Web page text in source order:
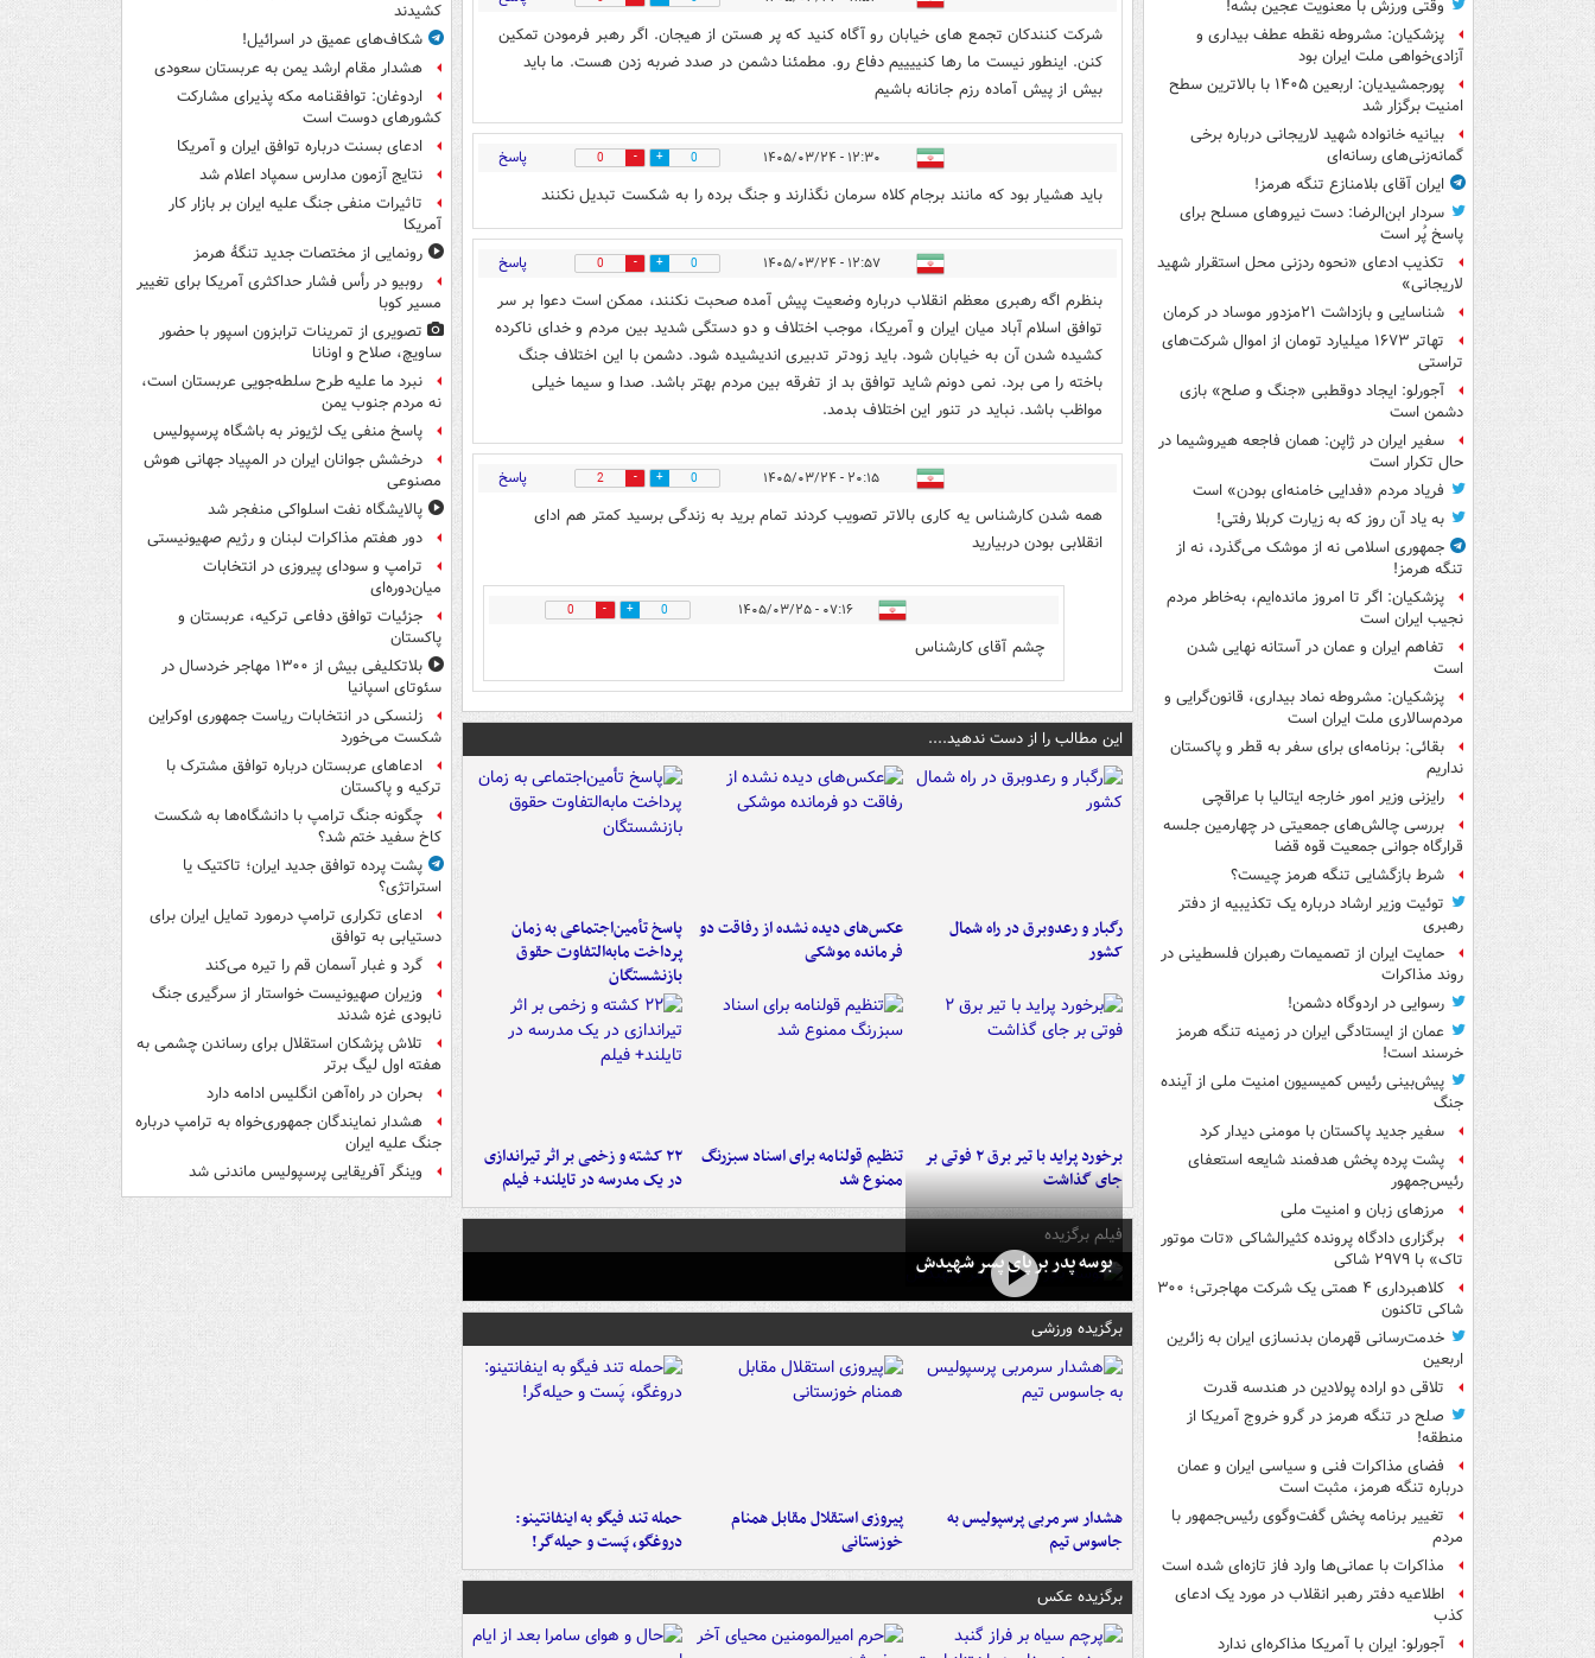
وقتی ورزش با معنویت عجین بشه!
پزشکیان: مشروطه نقطه عطف بیداری و
آزادی‌خواهی ملت ایران بود
پورجمشیدیان: اربعین ۱۴۰۵ با بالاترین سطح
امنیت برگزار شد
بیانیه خانواده شهید لاریجانی درباره برخی
گمانه‌زنی‌های رسانه‌ای
ایران آقای بلامنازع تنگه هرمز!
سردار ابن‌الرضا: دست نیروهای مسلح برای
پاسخ پُر است
تکذیب ادعای «نحوه ردزنی محل استقرار شهید
لاریجانی»
شناسایی و بازداشت ۲۱مزدور موساد در کرمان
تهاتر ۱۶۷۳ میلیارد تومان از اموال شرکت‌های
تراستی
آجورلو: ایجاد دوقطبی «جنگ و صلح‌» بازی
دشمن است
سفیر ایران در ژاپن: همان فاجعه هیروشیما در
حال تکرار است
فریاد مردم «فدایی خامنه‌ای بودن» است
به یاد آن روز که به زیارت کربلا رفتی!
جمهوری اسلامی نه از موشک می‌گذرد، نه از
تنگه هرمز!
پزشکیان: اگر تا امروز مانده‌ایم، به‌خاطر مردم
نجیب ایران است
تفاهم ایران و عمان در آستانه نهایی شدن
است
پزشکیان: مشروطه نماد بیداری، قانون‌گرایی و
مردم‌سالاری ملت ایران است
بقائی: برنامه‌ای برای سفر به قطر و پاکستان
نداریم
رایزنی وزیر امور خارجه ایتالیا با عراقچی
بررسی چالش‌های جمعیتی در چهارمین جلسه
قرارگاه جوانی جمعیت قوه قضا
شرط بازگشایی تنگه هرمز چیست؟
توئیت وزیر ارشاد درباره یک تکذیبیه از دفتر
رهبری
حمایت ایران از تصمیمات رهبران فلسطینی در
روند مذاکرات
رسوایی در اردوگاه دشمن!
عمان از ایستادگی ایران در زمینه تنگه هرمز
خرسند است!
پیش‌بینی رئیس کمیسیون امنیت ملی از آینده
جنگ
سفیر جدید پاکستان با مومنی دیدار کرد
پشت پرده پخش هدفمند شایعه استعفای
رئیس‌جمهور
مرزهای زبان و امنیت ملی
برگزاری دادگاه پرونده کثیرالشاکی «تات موتور
تاک» با ۲۹۷۹ شاکی
کلاهبرداری ۴ همتی یک شرکت مهاجرتی؛ ۳۰۰
شاکی تاکنون
خدمت‌رسانی قهرمان بدنسازی ایران به زائرین
اربعین
تلاقی دو اراده پولادین در هندسه قدرت
صلح در تنگه هرمز در گرو خروج آمریکا از
منطقه!
فضای مذاکرات فنی و سیاسی ایران و عمان
درباره تنگه هرمز، مثبت است
تغییر برنامه پخش گفت‌وگوی رئیس‌جمهور با
مردم
مذاکرات با عمانی‌ها وارد فاز تازه‌ای شده است
اطلاعیه دفتر رهبر انقلاب در مورد یک ادعای
کذب
آجورلو: ایران با آمریکا مذاکره‌ای ندارد
شرکت کنندکان تجمع های خیابان رو آگاه کنید که پر هستن از هیجان. اگر رهبر فرمودن تمکین
کنن. اینطور نیست ما رها کنییییم دفاع رو. مطمئنا دشمن در صدد ضربه زدن هست. ما باید
بیش از پیش آماده رزم جانانه باشیم
۱۲:۳۰ - ۱۴۰۵/۰۳/۲۴ 0
0 پاسخ
باید هشیار بود که مانند برجام کلاه سرمان نگذارند و جنگ برده را به شکست تبدیل نکنند
۱۲:۵۷ - ۱۴۰۵/۰۳/۲۴ 0
0 پاسخ
بنظرم اگه رهبری معظم انقلاب درباره وضعیت پیش آمده صحبت نکنند، ممکن است دعوا بر سر
توافق اسلام آباد میان ایران و آمریکا، موجب اختلاف و دو دستگی شدید بین مردم و خدای ناکرده
کشیده شدن آن به خیابان شود. باید زودتر تدبیری اندیشیده شود. دشمن با این اختلاف جنگ
باخته را می برد. نمی دونم شاید توافق بد از تفرقه بین مردم بهتر باشد. صدا و سیما خیلی
مواظب باشد. نباید در تنور این اختلاف بدمد.
۲۰:۱۵ - ۱۴۰۵/۰۳/۲۴ 0
2 پاسخ
همه شدن کارشناس یه کاری بالاتر تصویب کردند تمام برید به زندگی برسید کمتر هم ادای
انقلابی بودن دربیارید
۰۷:۱۶ - ۱۴۰۵/۰۳/۲۵ 0
0
چشم آقای کارشناس
این مطالب را از دست ندهید....
رگبار و رعدوبرق در راه شمال
کشور
عکس‌های دیده نشده از رفاقت دو
فرمانده‌ موشکی
پاسخ تأمین‌اجتماعی به زمان
پرداخت مابه‌التفاوت حقوق
بازنشستگان
برخورد پراید با تیر برق ۲ فوتی بر
جای گذاشت
تنظیم قولنامه برای اسناد سبزرنگ
ممنوع شد
۲۲ کشته و زخمی بر اثر تیراندازی
در یک مدرسه در تایلند+ فیلم
فیلم برگزیده
بوسه‌ پدر بر پای پسر شهیدش
برگزیده ورزشی
هشدار سرمربی پرسپولیس به
جاسوس تیم
پیروزی استقلال مقابل همنام
خوزستانی
حمله تند فیگو به اینفانتینو:
دروغگو، پَست‌ و حیله‌گر!
برگزیده عکس
کشیدند
شکاف‌های عمیق در اسرائیل!
هشدار مقام ارشد یمن به عربستان سعودی
اردوغان: توافقنامه مکه پذیرای مشارکت
کشورهای دوست است
ادعای بسنت درباره توافق ایران و آمریکا
نتایج آزمون مدارس سمپاد اعلام شد
تاثیرات منفی جنگ علیه ایران بر بازار کار
آمریکا
رونمایی از مختصات جدید تنگۀ هرمز
روبیو در رأس فشار حداکثری آمریکا برای تغییر
مسیر کوبا
تصویری از تمرینات ترابزون اسپور با حضور
ساویچ، صلاح و اونانا
نبرد ما علیه طرح سلطه‌جویی عربستان است،
نه مردم جنوب یمن
پاسخ منفی یک لژیونر به باشگاه پرسپولیس
درخشش جوانان ایران در المپیاد جهانی هوش
مصنوعی
پالایشگاه نفت اسلواکی منفجر شد
دور هفتم مذاکرات لبنان و رژیم صهیونیستی
ترامپ و سودای پیروزی در انتخابات
میان‌دوره‌ای
جزئیات توافق دفاعی ترکیه، عربستان و
پاکستان
بلاتکلیفی بیش از ۱۳۰۰ مهاجر خردسال در
سئوتای اسپانیا
زلنسکی در انتخابات ریاست جمهوری اوکراین
شکست می‌خورد
ادعاهای عربستان درباره توافق مشترک با
ترکیه و پاکستان
چگونه جنگ ترامپ با دانشگاه‌ها به شکست
کاخ سفید ختم شد؟
پشت پرده توافق جدید ایران؛ تاکتیک یا
استراتژی؟
ادعای تکراری ترامپ درمورد تمایل ایران برای
دستیابی به توافق
گرد و غبار آسمان قم را تیره می‌کند
وزیران صهیونیست خواستار از سرگیری جنگ
نابودی غزه شدند
تلاش پزشکان استقلال برای رساندن چشمی به
هفته اول لیگ برتر
بحران در راه‌آهن انگلیس ادامه دارد
هشدار نمایندگان جمهوری‌خواه به ترامپ درباره
جنگ علیه ایران
وینگر آفریقایی پرسپولیس ماندنی شد